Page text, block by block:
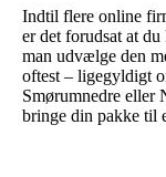
Indtil flere online
er det forudsat at
man udvælge den
oftest – ligegyldigt
Smørumnedre eller
bringe din pakke til